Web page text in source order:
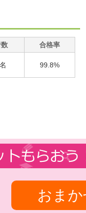
合格率
99.8%
おま